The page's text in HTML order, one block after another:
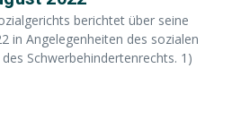
berichtet über seine
in Angelegenheiten des sozialen
Schwerbehindertenrechts. 1)